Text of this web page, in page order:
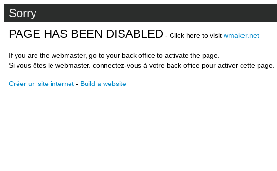
Sorry
PAGE HAS BEEN DISABLED - Click here to visit wmaker.net
If you are the webmaster, go to your back office to activate the page.
Si vous êtes le webmaster, connectez-vous à votre back office pour activer cette page.
Créer un site internet - Build a website